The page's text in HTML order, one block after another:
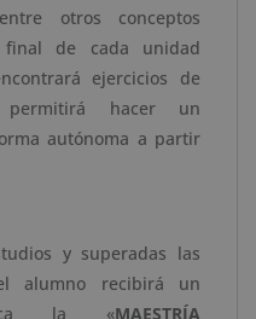
otros conceptos
final de cada unidad
ejercicios de
hacer un
autónoma a partir
y superadas las
alumno recibirá un
la «MAESTRÍA